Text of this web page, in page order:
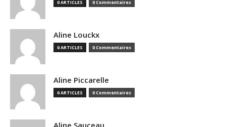
0 ARTICLES 0 Commentaires
Aline Louckx
0 ARTICLES 0 Commentaires
Aline Piccarelle
0 ARTICLES 0 Commentaires